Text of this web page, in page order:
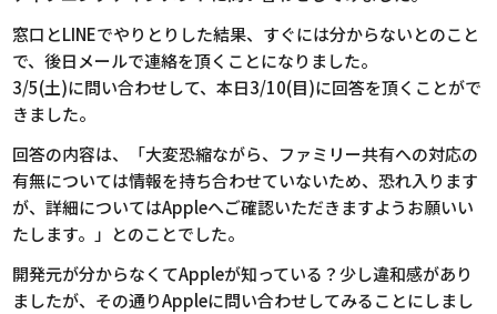
窓口とLINEでやりとりした結果、すぐには分からないとのこと
で、後日メールで連絡を頂くことになりました。
3/5(土)に問い合わせして、本日3/10(目)に回答を頂くことがで
きました。
回答の内容は、「大変恐縮ながら、ファミリー共有への対応の
有無については情報を持ち合わせていないため、恐れ入ります
が、詳細についてはAppleへご確認いただきますようお願いい
たします。」とのことでした。
開発元が分からなくてAppleが知っている？少し違和感があり
ましたが、その通りAppleに問い合わせしてみることにしまし